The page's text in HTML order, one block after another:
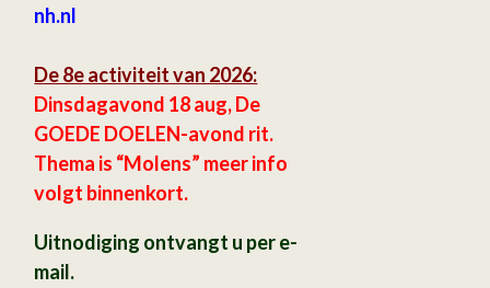
nh.nl
De 8e activiteit van 2026:
Dinsdagavond 18 aug, De
GOEDE DOELEN-avond rit.
Thema is “Molens” meer info
volgt binnenkort.
Uitnodiging ontvangt u per e-
mail.